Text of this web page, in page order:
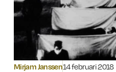
Mirjam JanssenGepubliceerd op:
14 februari 2018